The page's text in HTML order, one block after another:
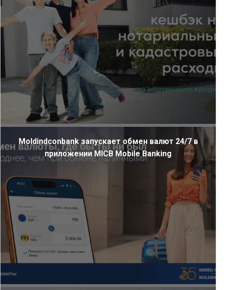
Moldindconbank запускает обмен валют 24/7 в
приложении MICB Mobile Banking